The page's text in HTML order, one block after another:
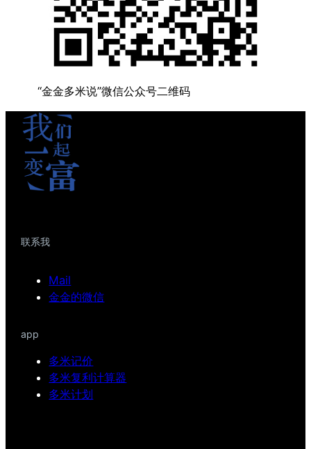
“金金多米说”微信公众号二维码
联系我
Mail
金金的微信
app
多米记价
多米复利计算器
多米计划